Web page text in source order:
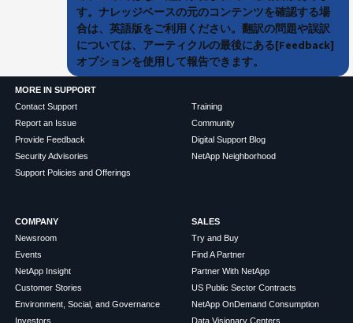
す。ナレッジベースの元のコンテンツを確認する場
合は、英語版をご利用ください。翻訳の問題や誤訳
については、アーティクルの最後にある[Feedback]
オプションを使用して報告できます。
MORE IN SUPPORT
Contact Support
Report an Issue
Provide Feedback
Security Advisories
Support Policies and Offerings
Training
Community
Digital Support Blog
NetApp Neighborhood
COMPANY
Newsroom
Events
NetApp Insight
Customer Stories
Environment, Social, and Governance
Investors
SALES
Try and Buy
Find A Partner
Partner With NetApp
US Public Sector Contracts
NetApp OnDemand Consumption
Data Visionary Centers